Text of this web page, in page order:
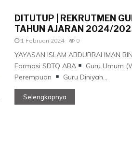
DITUTUP | REKRUTMEN
TAHUN AJARAN 2024/
1 Februari 2024 0
YAYASAN ISLAM ABDURRAHMAN
Formasi SDTQ ABA
Guru Umum
Perempuan
Guru Diniyah...
Selengkapnya